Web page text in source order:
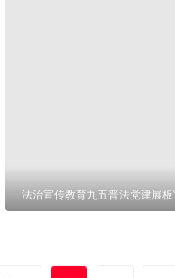
法治宣传教育九五普法党建展